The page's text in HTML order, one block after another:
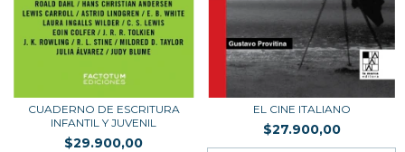
CUADERNO DE ESCRITURA
INFANTIL Y JUVENIL
$29.900,00
EL CINE ITALIANO
$27.900,00